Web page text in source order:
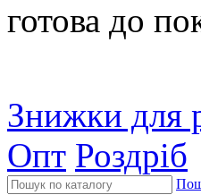
готова до
Знижки для
Опт Роздріб